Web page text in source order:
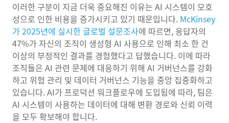
이러한 구분이 지금 더욱 중요해진 이유는 AI 시스템이 모호
성으로 인한 비용을 증가시키고 있기 때문입니다. McKinsey
가 2025년에 실시한 글로벌 설문조사에 따르면, 응답자의
47%가 자신의 조직이 생성형 AI 사용으로 인해 최소 한 건
이상의 부정적인 결과를 경험했다고 답했습니다. 이에 따라
조직들은 AI 관련 문제에 대응하기 위해 AI 거버넌스를 강화
하고 위험 관리 및 데이터 거버넌스 기능을 중앙 집중화하고
있습니다. AI가 프로덕션 워크플로우에 도입됨에 따라, 팀은
AI 시스템이 사용하는 데이터에 대해 변환 경로와 신뢰 이력
을 모두 확보해야 합니다.